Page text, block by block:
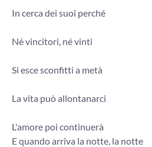
In cerca dei suoi perché
Né vincitori, né vinti
Si esce sconfitti a metà
La vita può allontanarci
L'amore poi continuerà
E quando arriva la notte, la notte